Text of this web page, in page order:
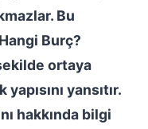
Bu
Burç?
ortaya
yansıtır.
hakkında bilgi